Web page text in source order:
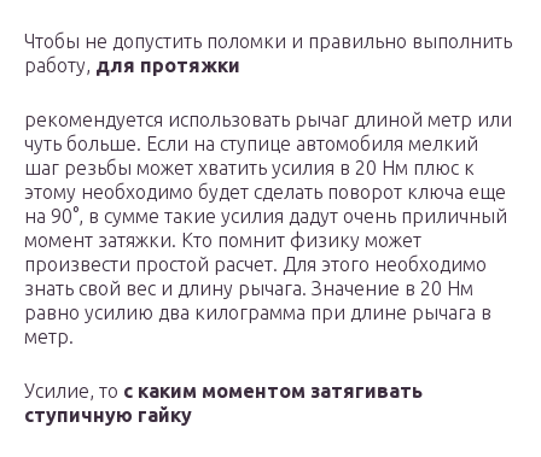
Чтобы не допустить поломки и правильно выполнить
работу, для протяжки
рекомендуется использовать рычаг длиной метр или
чуть больше. Если на ступице автомобиля мелкий
шаг резьбы может хватить усилия в 20 Нм плюс к
этому необходимо будет сделать поворот ключа еще
на 90°, в сумме такие усилия дадут очень приличный
момент затяжки. Кто помнит физику может
произвести простой расчет. Для этого необходимо
знать свой вес и длину рычага. Значение в 20 Нм
равно усилию два килограмма при длине рычага в
метр.
Усилие, то с каким моментом затягивать
ступичную гайку